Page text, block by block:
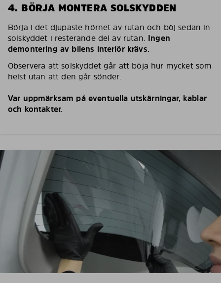
4. BÖRJA MONTERA SOLSKYDDEN
Börja i det djupaste hörnet av rutan och böj sedan in
solskyddet i resterande del av rutan. Ingen
demontering av bilens interiör krävs.
Observera att solskyddet går att böja hur mycket som
helst utan att den går sönder.
Var uppmärksam på eventuella utskärningar, kablar
och kontakter.